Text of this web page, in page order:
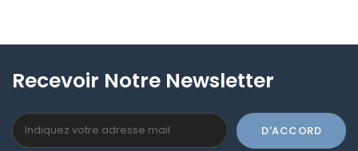
Recevoir Notre Newsletter